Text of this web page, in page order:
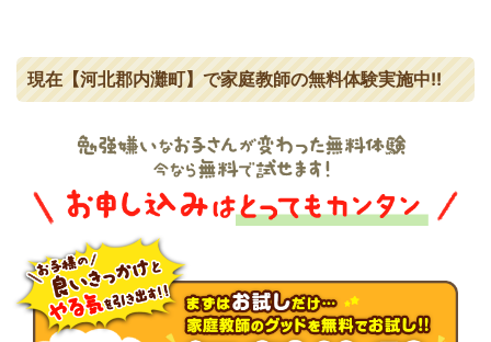
現在【河北郡内灘町】で家庭教師の無料体験実施中!!